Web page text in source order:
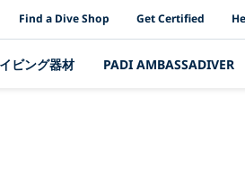
PADI Location Links
Find a Dive Shop Get Certified
ビング器材 PADI AMBASSADIVER